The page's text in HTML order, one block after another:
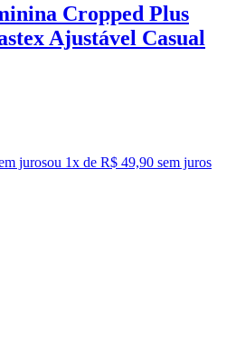
Cropped Plus
Ajustável Casual
jurosou 1x de R$ 49,90 sem juros